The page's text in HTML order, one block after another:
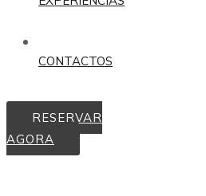
CONTACTOS
RESERVAR
AGORA